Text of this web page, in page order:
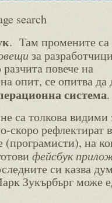
search
. Там промените са
за
повече на
опит, се опитва да
система.
са толкова видими
скоро рефлектират
(програмисти), на
фейсбук
си казва
Зукърбърг може